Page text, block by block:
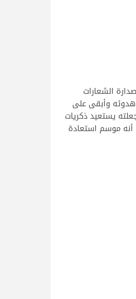
الشعارات
هدوئه وأبقى على
من رونقه في الموسم المنقضي 2022-2023 والذي حقق خلاله 3 رموز قوية، جعلته يستعيد ذكريات
أنه موسم استعادة